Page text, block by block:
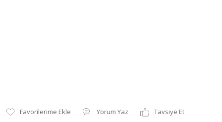
Yorum Yaz
Tavsiye Et